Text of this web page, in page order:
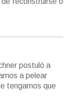
postuló a
a pelear
tengamos que